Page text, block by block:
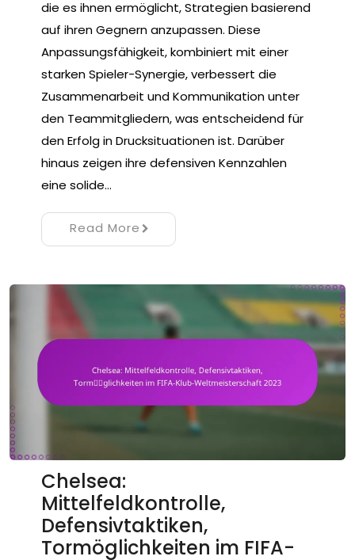
die es ihnen ermöglicht, Strategien basierend
auf ihren Gegnern anzupassen. Diese
Anpassungsfähigkeit, kombiniert mit einer
starken Spieler-Synergie, verbessert die
Zusammenarbeit und Kommunikation unter
den Teammitgliedern, was entscheidend für
den Erfolg in Drucksituationen ist. Darüber
hinaus zeigen ihre defensiven Kennzahlen
eine solide…
Read More
Chelsea:
Mittelfeldkontrolle,
Defensivtaktiken,
Tormöglichkeiten im FIFA-